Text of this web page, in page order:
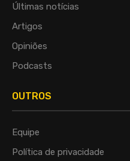
Últimas notícias
Artigos
Opiniões
Podcasts
OUTROS
Equipe
Política de privacidade